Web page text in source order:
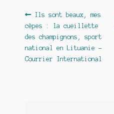
Navigation
de
l’article
Article
précédent :
Ils sont beaux, mes
cèpes : la cueillette
des champignons, sport
national en Lituanie –
Courrier International